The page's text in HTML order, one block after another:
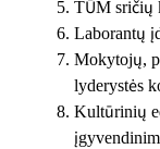
TŪM sričių
Laborantų
Mokytojų,
lyderystės
Kultūrinių